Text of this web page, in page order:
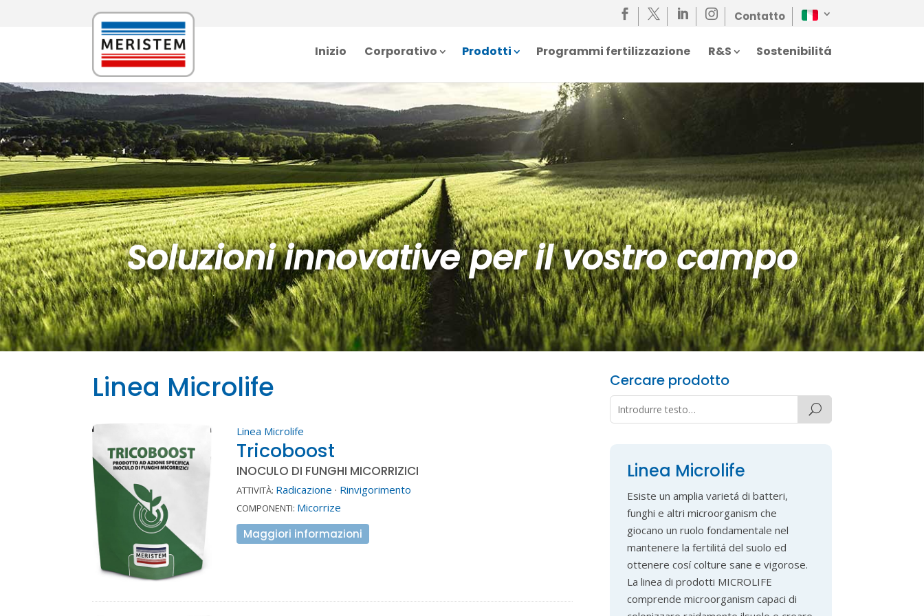
    Contatto
Inizio Corporativo Prodotti Programmi fertilizzazione R&S Sostenibilitá
Soluzioni innovative per il vostro campo
Linea Microlife
Linea Microlife
Tricoboost
INOCULO DI FUNGHI MICORRIZICI
ATTIVITÀ: Radicazione · Rinvigorimento
COMPONENTI: Micorrize
Maggiori informazioni
Cercare prodotto
Linea Microlife
Esiste un amplia varietá di batteri,
funghi e altri microorganism che
giocano un ruolo fondamentale nel
mantenere la fertilitá del suolo ed
ottenere cosí colture sane e vigorose.
La linea di prodotti MICROLIFE
comprende microorganism capaci di